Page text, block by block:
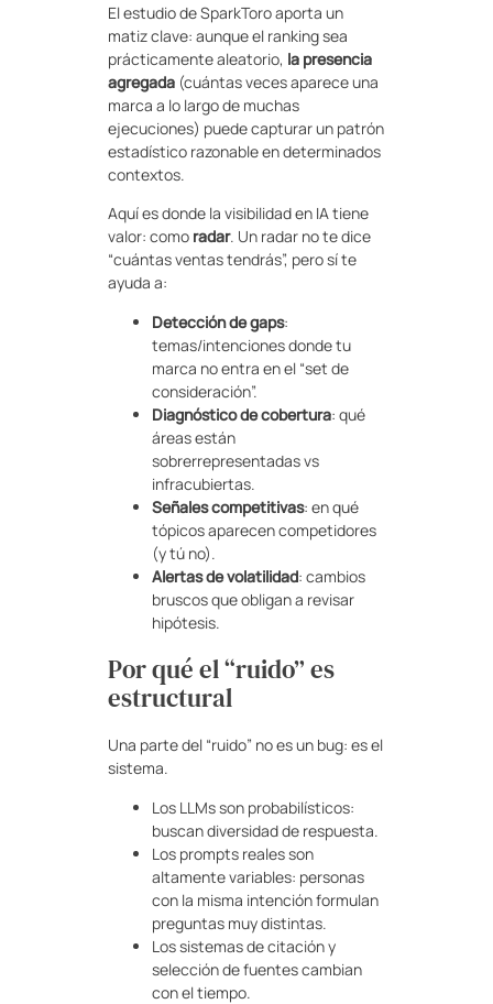
El estudio de SparkToro aporta un
matiz clave: aunque el ranking sea
prácticamente aleatorio, la presencia
agregada (cuántas veces aparece una
marca a lo largo de muchas
ejecuciones) puede capturar un patrón
estadístico razonable en determinados
contextos.
Aquí es donde la visibilidad en IA tiene
valor: como radar. Un radar no te dice
“cuántas ventas tendrás”, pero sí te
ayuda a:
Detección de gaps:
temas/intenciones donde tu
marca no entra en el “set de
consideración”.
Diagnóstico de cobertura: qué
áreas están
sobrerrepresentadas vs
infracubiertas.
Señales competitivas: en qué
tópicos aparecen competidores
(y tú no).
Alertas de volatilidad: cambios
bruscos que obligan a revisar
hipótesis.
Por qué el “ruido” es
estructural
Una parte del “ruido” no es un bug: es el
sistema.
Los LLMs son probabilísticos:
buscan diversidad de respuesta.
Los prompts reales son
altamente variables: personas
con la misma intención formulan
preguntas muy distintas.
Los sistemas de citación y
selección de fuentes cambian
con el tiempo.